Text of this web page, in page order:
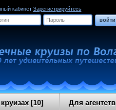
кабинет Зарегистрируйтесь
войти
[10] Для агентств